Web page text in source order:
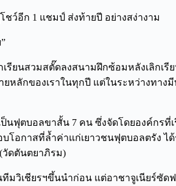
ชว์อีก 1 แชมป์ ส่งท้ายปี อย่างสง่างาม
ยนสวมสตั๊ดลงสนามฝึกซ้อมหลังเลิกเรี
ยหลักของเราในทุกปี แต่ในระหว่างทา
นฟุตบอลขาสั้น 7 คน ซึ่งจัดโดยองค์กรที่
อบโอกาสที่ล้ำค่าแก่เยาวชนฟุตบอลตรั
วัดตันตยาภิรม)
ทีมวิเชียรฯขึ้นนำก่อน แต่อาชาจูเนียร์ซั